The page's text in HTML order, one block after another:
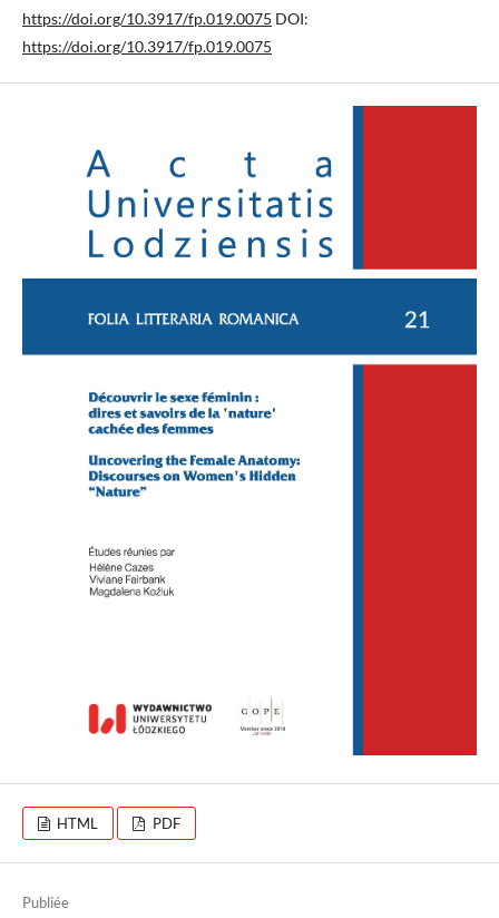
https://doi.org/10.3917/fp.019.0075 DOI:
https://doi.org/10.3917/fp.019.0075
HTML PDF
Publiée